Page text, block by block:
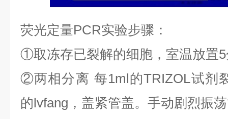
荧光定量PCR实验步骤：
①取冻存已裂解的细胞，室温放置5
②两相分离 每1ml的TRIZOL试剂
的lvfang ，盖紧管盖。手动剧烈振